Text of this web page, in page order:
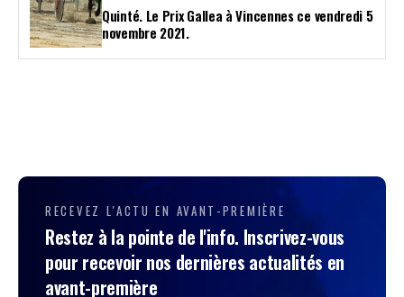
Quinté. Le Prix Gallea à Vincennes ce vendredi 5
novembre 2021.
RECEVEZ L'ACTU EN AVANT-PREMIÈRE
Restez à la pointe de l'info. Inscrivez-vous
pour recevoir nos dernières actualités en
avant-première